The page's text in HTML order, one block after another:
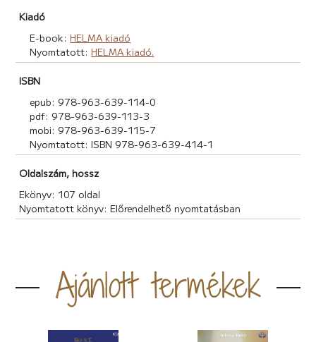
Kiadó
E-book: HELMA kiadó
Nyomtatott: HELMA kiadó.
ISBN
epub: 978-963-639-114-0
pdf: 978-963-639-113-3
mobi: 978-963-639-115-7
Nyomtatott: ISBN 978-963-639-414-1
Oldalszám, hossz
Ekönyv: 107 oldal
Nyomtatott könyv: Előrendelhető nyomtatásban
Ajánlott termékek